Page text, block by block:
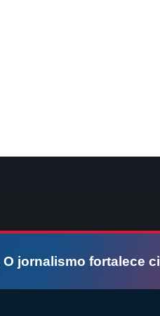
O jornalismo fortalece